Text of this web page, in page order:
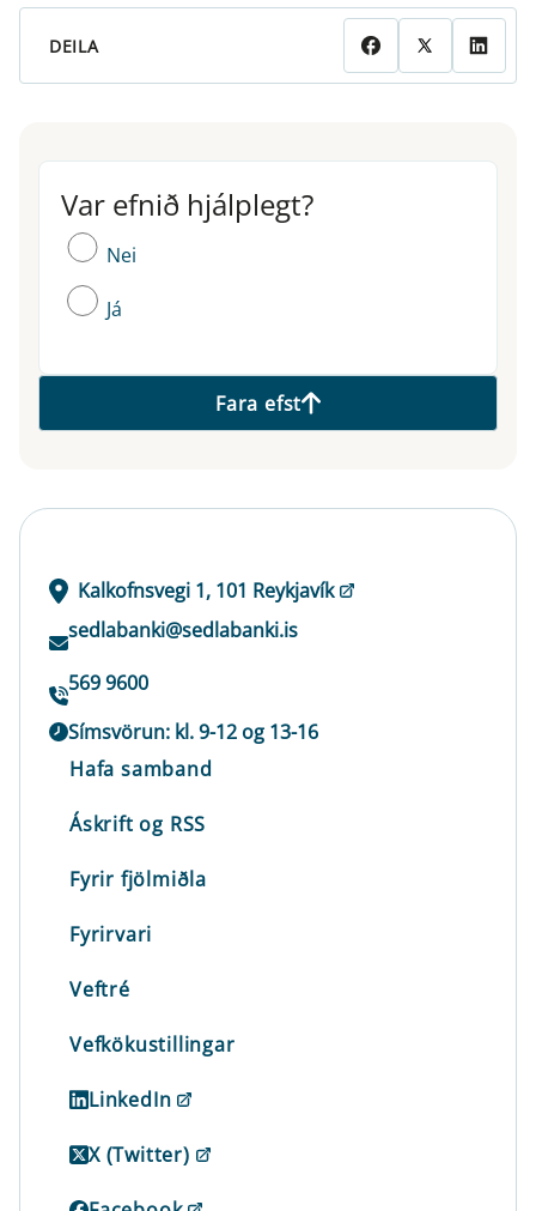
DEILA
Var efnið hjálplegt?
Var efnið hjálplegt?
Nei
Já
Fara efst
Kalkofnsvegi 1, 101 Reykjavík
sedlabanki@sedlabanki.is
569 9600
Símsvörun: kl. 9-12 og 13-16
Hafa samband
Áskrift og RSS
Fyrir fjölmiðla
Fyrirvari
Veftré
Vefkökustillingar
LinkedIn
X (Twitter)